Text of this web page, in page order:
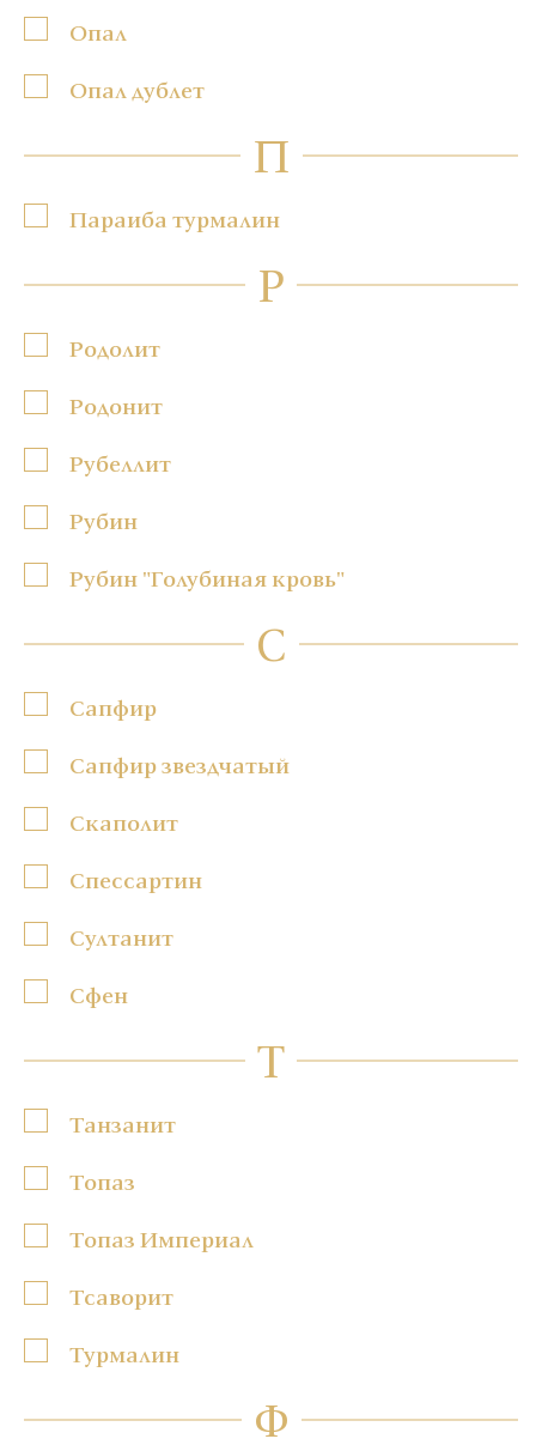
Опал
Опал дублет
П
Параиба турмалин
Р
Родолит
Родонит
Рубеллит
Рубин
Рубин "Голубиная кровь"
С
Сапфир
Сапфир звездчатый
Скаполит
Спессартин
Султанит
Сфен
Т
Танзанит
Топаз
Топаз Империал
Тсаворит
Турмалин
Ф